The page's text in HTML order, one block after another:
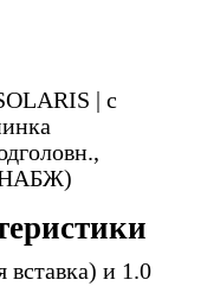
| с
вставка) и 1.0